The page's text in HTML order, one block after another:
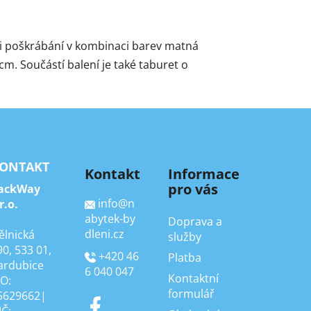
poškrábání v kombinaci barev matná
Součástí balení je také taburet o
533 01,
Kontakt
info@n
abytek-by
dleni.cz
+420 46
6 040 047
Informace
pro vás
Doprava a
služby
Platba
Kontaktní
formulář